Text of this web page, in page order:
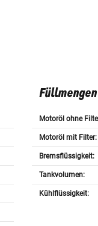
Motoröl ohne
Motoröl mit Filter:
Bremsflüssigkeit:
Tankvolumen:
Kühlflüssigkeit: